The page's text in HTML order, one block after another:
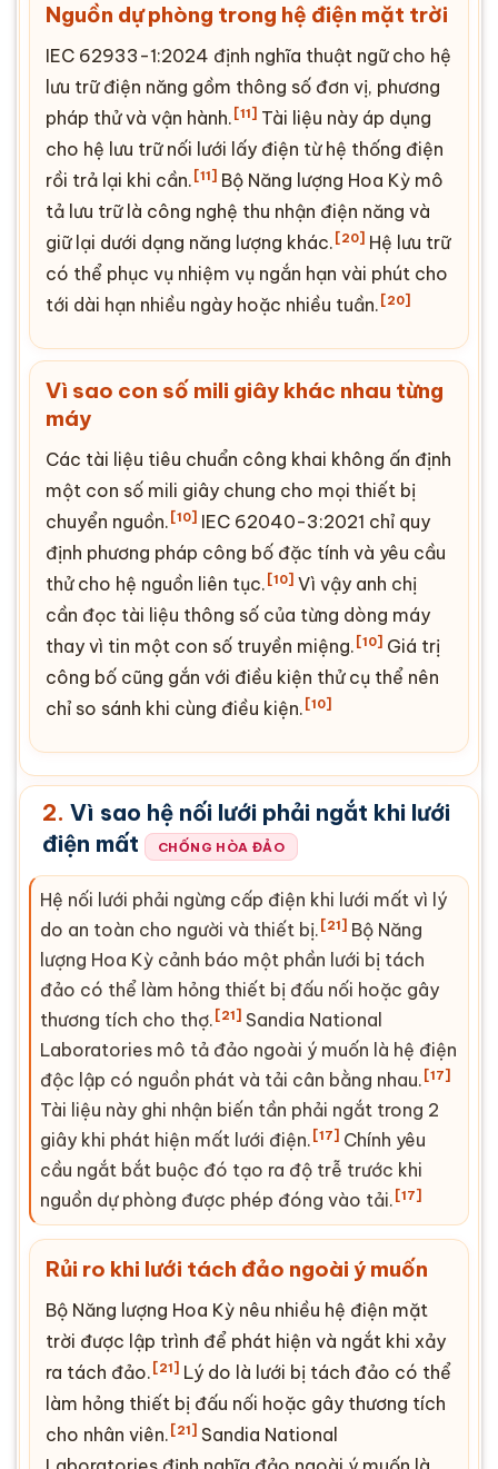
Nguồn dự phòng trong hệ điện mặt trời
IEC 62933-1:2024 định nghĩa thuật ngữ cho hệ
lưu trữ điện năng gồm thông số đơn vị, phương
pháp thử và vận hành. [11] Tài liệu này áp dụng
cho hệ lưu trữ nối lưới lấy điện từ hệ thống điện
rồi trả lại khi cần. [11] Bộ Năng lượng Hoa Kỳ mô
tả lưu trữ là công nghệ thu nhận điện năng và
giữ lại dưới dạng năng lượng khác. [20] Hệ lưu trữ
có thể phục vụ nhiệm vụ ngắn hạn vài phút cho
tới dài hạn nhiều ngày hoặc nhiều tuần. [20]
Vì sao con số mili giây khác nhau từng
máy
Các tài liệu tiêu chuẩn công khai không ấn định
một con số mili giây chung cho mọi thiết bị
chuyển nguồn. [10] IEC 62040-3:2021 chỉ quy
định phương pháp công bố đặc tính và yêu cầu
thử cho hệ nguồn liên tục. [10] Vì vậy anh chị
cần đọc tài liệu thông số của từng dòng máy
thay vì tin một con số truyền miệng. [10] Giá trị
công bố cũng gắn với điều kiện thử cụ thể nên
chỉ so sánh khi cùng điều kiện. [10]
2. Vì sao hệ nối lưới phải ngắt khi lưới
điện mất
CHỐNG HÒA ĐẢO
Hệ nối lưới phải ngừng cấp điện khi lưới mất vì lý
do an toàn cho người và thiết bị. [21] Bộ Năng
lượng Hoa Kỳ cảnh báo một phần lưới bị tách
đảo có thể làm hỏng thiết bị đấu nối hoặc gây
thương tích cho thợ. [21] Sandia National
Laboratories mô tả đảo ngoài ý muốn là hệ điện
độc lập có nguồn phát và tải cân bằng nhau. [17]
Tài liệu này ghi nhận biến tần phải ngắt trong 2
giây khi phát hiện mất lưới điện. [17] Chính yêu
cầu ngắt bắt buộc đó tạo ra độ trễ trước khi
nguồn dự phòng được phép đóng vào tải. [17]
Rủi ro khi lưới tách đảo ngoài ý muốn
Bộ Năng lượng Hoa Kỳ nêu nhiều hệ điện mặt
trời được lập trình để phát hiện và ngắt khi xảy
ra tách đảo. [21] Lý do là lưới bị tách đảo có thể
làm hỏng thiết bị đấu nối hoặc gây thương tích
cho nhân viên. [21] Sandia National